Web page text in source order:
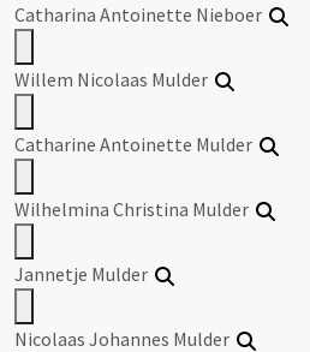
Catharina Antoinette Nieboer
Willem Nicolaas Mulder
Catharine Antoinette Mulder
Wilhelmina Christina Mulder
Jannetje Mulder
Nicolaas Johannes Mulder